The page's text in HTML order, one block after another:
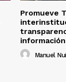
Promueve
Manuel